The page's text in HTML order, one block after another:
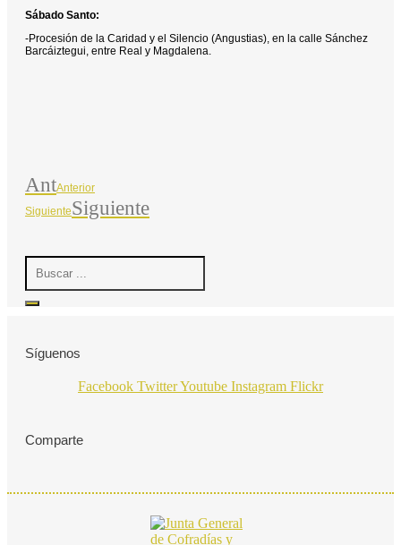
Sábado Santo:
-Procesión de la Caridad y el Silencio (Angustias), en la calle Sánchez
Barcáiztegui, entre Real y Magdalena.
AntAnterior
SiguienteSiguiente
Search
Síguenos
Facebook TwitterYoutube Instagram Flickr
Comparte